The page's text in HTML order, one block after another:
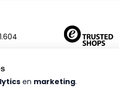
en marketing.